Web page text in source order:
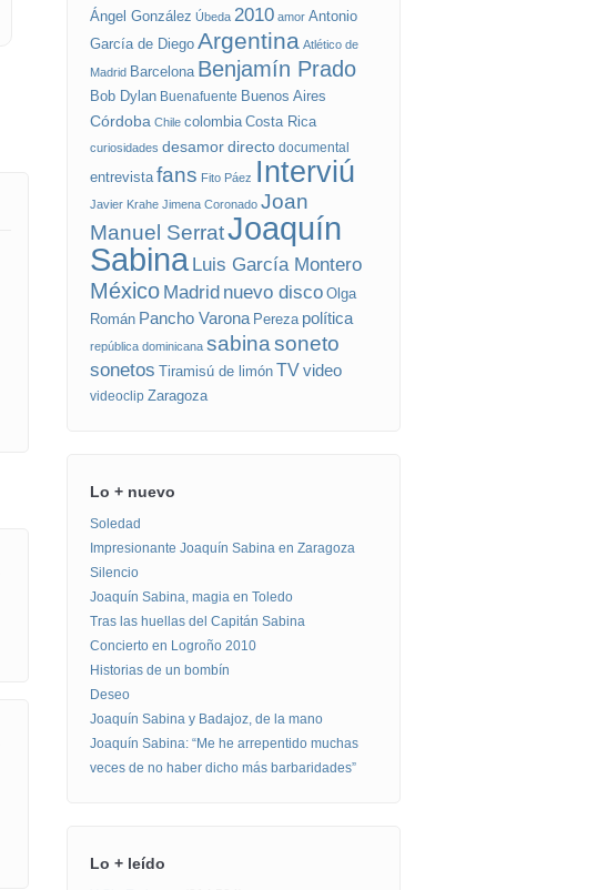
Ángel González Úbeda 2010 amor Antonio
García de Diego Argentina Atlético de
Madrid Barcelona Benjamín Prado
Bob Dylan Buenafuente Buenos Aires
Córdoba Chile colombia Costa Rica
curiosidades desamor directo documental
entrevista fans Fito Páez Interviú
Javier Krahe Jimena Coronado Joan
Manuel SerratJoaquín
Sabina Luis García Montero
México Madrid nuevo disco Olga
Román Pancho Varona Pereza política
república dominicana sabinasoneto
sonetos Tiramisú de limón TV video
videoclip Zaragoza
Lo + nuevo
Soledad
Impresionante Joaquín Sabina en Zaragoza
Silencio
Joaquín Sabina, magia en Toledo
Tras las huellas del Capitán Sabina
Concierto en Logroño 2010
Historias de un bombín
Deseo
Joaquín Sabina y Badajoz, de la mano
Joaquín Sabina: “Me he arrepentido muchas
veces de no haber dicho más barbaridades”
Lo + leído